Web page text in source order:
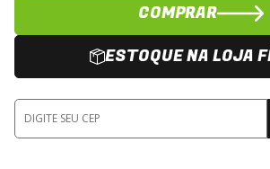
COMPRAR
ESTOQUE NA LOJA